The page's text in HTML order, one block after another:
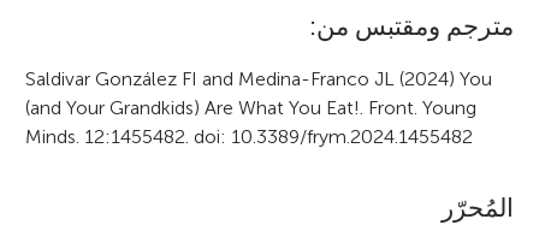
c
n
مترجم ومقتبس من:
Saldivar González FI and Medina-Franco JL (2024) You
(and Your Grandkids) Are What You Eat!. Front. Young
Minds. 12:1455482. doi: 10.3389/frym.2024.1455482
المُحرّر